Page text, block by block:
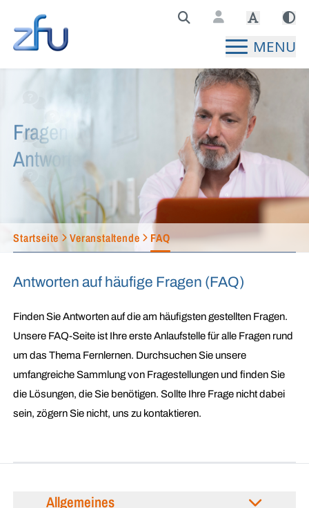
Zentralstelle für Fernunterricht Hauptseite
MENU
Fragen und
Antworten
Startseite Veranstaltende FAQ
Antworten auf häufige Fragen (FAQ)
Finden Sie Antworten auf die am häufigsten gestellten Fragen.
Unsere FAQ-Seite ist Ihre erste Anlaufstelle für alle Fragen rund
um das Thema Fernlernen. Durchsuchen Sie unsere
umfangreiche Sammlung von Fragestellungen und finden Sie
die Lösungen, die Sie benötigen. Sollte Ihre Frage nicht dabei
sein, zögern Sie nicht, uns zu kontaktieren.
Allgemeines